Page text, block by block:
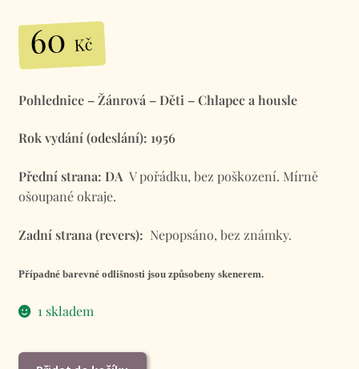
60Kč
Pohlednice – Žánrová – Děti – Chlapec a housle
Rok vydání (odeslání): 1956
Přední strana: DA V pořádku, bez poškození. Mírně
ošoupané okraje.
Zadní strana (revers): Nepopsáno, bez známky.
Případné barevné odlišnosti jsou způsobeny skenerem.
1 skladem
Pohlednice